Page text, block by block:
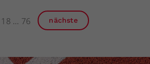
18 76 nächste